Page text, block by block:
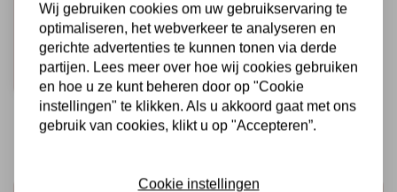
€10,95 €6,00
Op voorraad
Snel toevoegen
Wij gebruiken cookies om uw gebruikservaring te
optimaliseren, het webverkeer te analyseren en
gerichte advertenties te kunnen tonen via derde
partijen. Lees meer over hoe wij cookies gebruiken
en hoe u ze kunt beheren door op "Cookie
instellingen" te klikken. Als u akkoord gaat met ons
gebruik van cookies, klikt u op "Accepteren”.
Cookie instellingen